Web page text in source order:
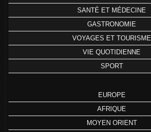
SANTÉ ET MÉDECINE
GASTRONOMIE
VOYAGES ET TOURISME
VIE QUOTIDIENNE
SPORT
EUROPE
AFRIQUE
MOYEN ORIENT